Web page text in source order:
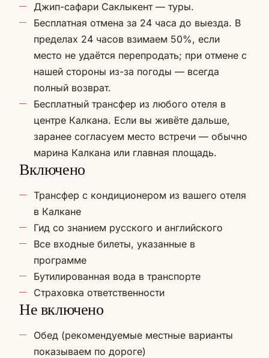
Джип-сафари Саклыкент — туры.
Бесплатная отмена за 24 часа до выезда. В
пределах 24 часов взимаем 50%, если
место не удаётся перепродать; при отмене с
нашей стороны из-за погоды — всегда
полный возврат.
Бесплатный трансфер из любого отеля в
центре Калкана. Если вы живёте дальше,
заранее согласуем место встречи — обычно
марина Калкана или главная площадь.
Включено
Трансфер с кондиционером из вашего отеля
в Калкане
Гид со знанием русского и английского
Все входные билеты, указанные в
программе
Бутилированная вода в транспорте
Страховка ответственности
Не включено
Обед (рекомендуемые местные варианты
показываем по дороге)